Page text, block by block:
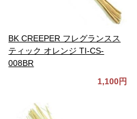
BK CREEPER フレグランスス
ティック オレンジ TI-CS-
008BR
1,100円